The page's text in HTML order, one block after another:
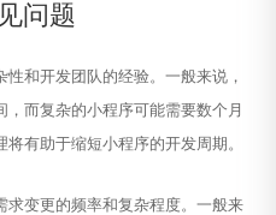
问题
和开发团队的经验。一般来说，
而复杂的小程序可能需要数个月
有助于缩短小程序的开发周期。
求变更的频率和复杂程度。一般来